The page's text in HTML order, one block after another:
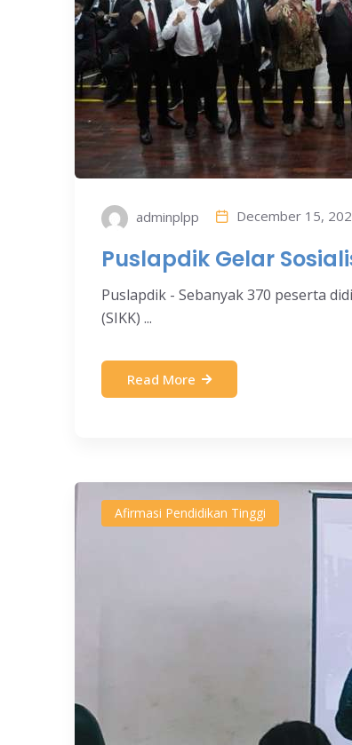
adminplpp December 15,
Puslapdik Gelar
Puslapdik - Sebanyak 370 peserta
(SIKK) ...
Read More
Afirmasi Pendidikan Tinggi